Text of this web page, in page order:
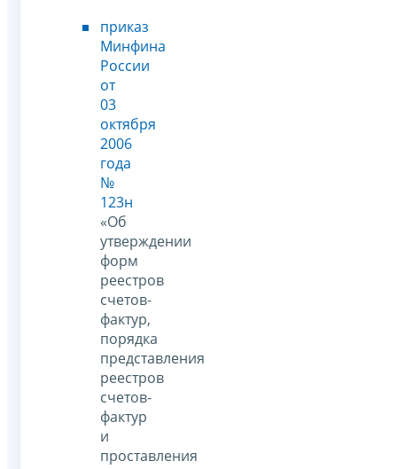
приказ
Минфина
России
от
03
октября
2006
года
№
123н
«Об
утверждении
форм
реестров
счетов-
фактур,
порядка
представления
реестров
счетов-
фактур
и
проставления